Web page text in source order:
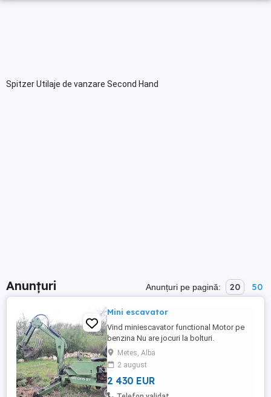
Spitzer Utilaje de vanzare Second Hand
Anunțuri Anunțuri pe pagină: 20 50
Mini escavator
Vind miniescavator functional Motor pe
benzina Nu are jocuri la bolturi.
Metes, Alba
2 august
2 430 EUR